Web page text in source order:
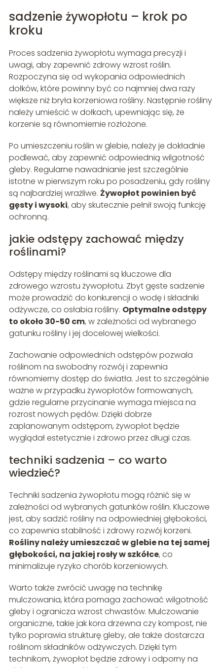
sadzenie żywopłotu – krok po
kroku
Proces sadzenia żywopłotu wymaga precyzji i
uwagi, aby zapewnić zdrowy wzrost roślin.
Rozpoczyna się od wykopania odpowiednich
dołków, które powinny być co najmniej dwa razy
większe niż bryła korzeniowa rośliny. Następnie rośliny
należy umieścić w dołkach, upewniając się, że
korzenie są równomiernie rozłożone.
Po umieszczeniu roślin w glebie, należy je dokładnie
podlewać, aby zapewnić odpowiednią wilgotność
gleby. Regularne nawadnianie jest szczególnie
istotne w pierwszym roku po posadzeniu, gdy rośliny
są najbardziej wrażliwe. Żywopłot powinien być
gęsty i wysoki, aby skutecznie pełnił swoją funkcję
ochronną.
jakie odstępy zachować między
roślinami?
Odstępy między roślinami są kluczowe dla
zdrowego wzrostu żywopłotu. Zbyt gęste sadzenie
może prowadzić do konkurencji o wodę i składniki
odżywcze, co osłabia rośliny. Optymalne odstępy
to około 30-50 cm, w zależności od wybranego
gatunku rośliny i jej docelowej wielkości.
Zachowanie odpowiednich odstępów pozwala
roślinom na swobodny rozwój i zapewnia
równomierny dostęp do światła. Jest to szczególnie
ważne w przypadku żywopłotów formowanych,
gdzie regularne przycinanie wymaga miejsca na
rozrost nowych pędów. Dzięki dobrze
zaplanowanym odstępom, żywopłot będzie
wyglądał estetycznie i zdrowo przez długi czas.
techniki sadzenia – co warto
wiedzieć?
Techniki sadzenia żywopłotu mogą różnić się w
zależności od wybranych gatunków roślin. Kluczowe
jest, aby sadzić rośliny na odpowiedniej głębokości,
co zapewnia stabilność i zdrowy rozwój korzeni.
Rośliny należy umieszczać w glebie na tej samej
głębokości, na jakiej rosły w szkółce, co
minimalizuje ryzyko chorób korzeniowych.
Warto także zwrócić uwagę na technikę
mulczowania, która pomaga zachować wilgotność
gleby i ogranicza wzrost chwastów. Mulczowanie
organiczne, takie jak kora drzewna czy kompost, nie
tylko poprawia strukturę gleby, ale także dostarcza
roślinom składników odżywczych. Dzięki tym
technikom, żywopłot będzie zdrowy i odporny na